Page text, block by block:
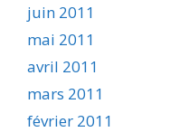
juin 2011
mai 2011
avril 2011
mars 2011
février 2011